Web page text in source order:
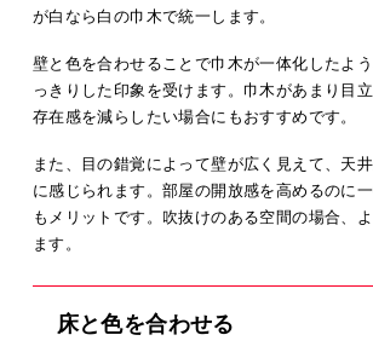
が白なら白の巾木で統一します。
壁と色を合わせることで巾木が一体化したよ
っきりした印象を受けます。巾木があまり目
存在感を減らしたい場合にもおすすめです。
また、目の錯覚によって壁が広く見えて、天
に感じられます。部屋の開放感を高めるのに
もメリットです。吹抜けのある空間の場合、
ます。
床と色を合わせる